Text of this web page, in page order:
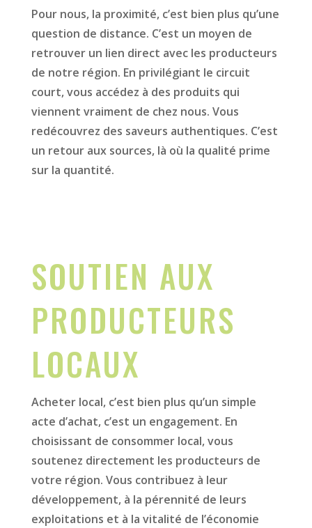
Pour nous, la proximité, c’est bien plus qu’une
question de distance. C’est un moyen de
retrouver un lien direct avec les producteurs
de notre région. En privilégiant le circuit
court, vous accédez à des produits qui
viennent vraiment de chez nous. Vous
redécouvrez des saveurs authentiques. C’est
un retour aux sources, là où la qualité prime
sur la quantité.
SOUTIEN AUX
PRODUCTEURS
LOCAUX
Acheter local, c’est bien plus qu’un simple
acte d’achat, c’est un engagement. En
choisissant de consommer local, vous
soutenez directement les producteurs de
votre région. Vous contribuez à leur
développement, à la pérennité de leurs
exploitations et à la vitalité de l’économie